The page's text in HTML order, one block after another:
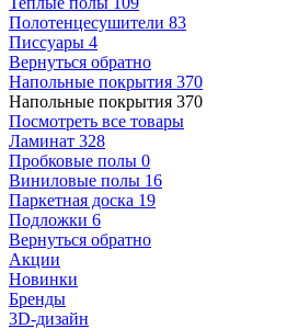
Полотенцесушители 83
Писсуары 4
Вернуться обратно
Напольные покрытия 370
Напольные покрытия 370
Посмотреть все товары
Ламинат 328
Пробковые полы 0
Виниловые полы 16
Паркетная доска 19
Подложки 6
Вернуться обратно
Акции
Новинки
Бренды
3D-дизайн